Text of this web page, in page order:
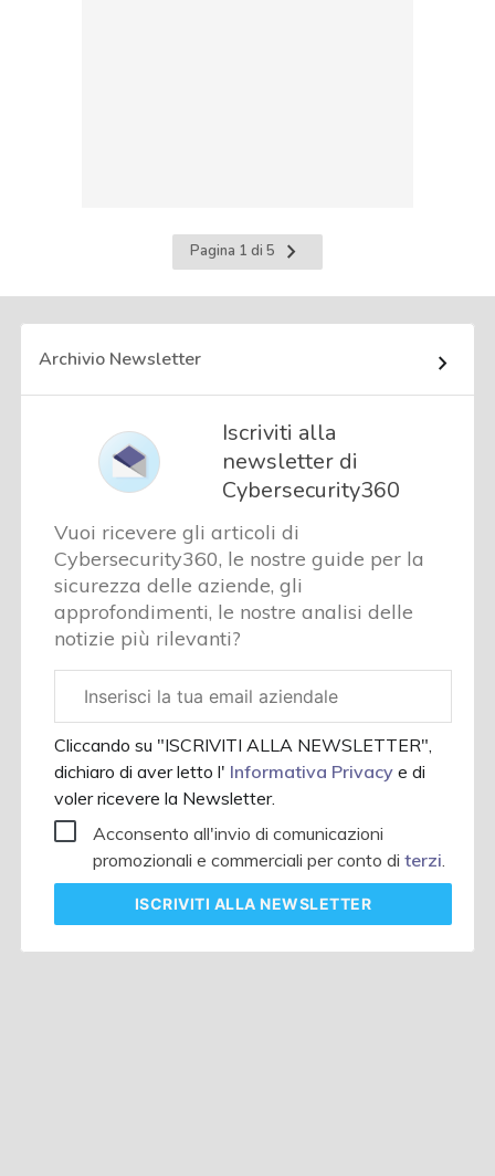
Pagina 1 di 5
Pagina
successiva
Archivio Newsletter
Iscriviti alla
newsletter di
Cybersecurity360
Vuoi ricevere gli articoli di
Cybersecurity360, le nostre guide per la
sicurezza delle aziende, gli
approfondimenti, le nostre analisi delle
notizie più rilevanti?
aziendale
Cliccando su "ISCRIVITI ALLA NEWSLETTER",
dichiaro di aver letto l' Informativa Privacye di
voler ricevere la Newsletter.
Acconsento all'invio di comunicazioni
promozionali e commerciali per conto diterzi
ISCRIVITI ALLA NEWSLETTER